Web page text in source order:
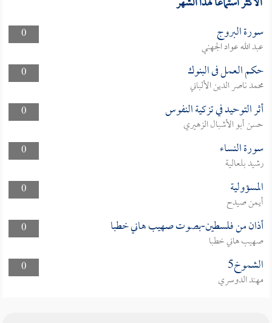
0 سورة البروج
عبد الله عواد الجهني
0
حكم العمل فى البنوك
محمد ناصر الدين الألباني
0
أثر التوحيد في تزكية النفوس
حسن أبو الأشبال الزهيري
0
سورة النساء
رشيد بلعالية
0
المسؤولية
أيمن صيدح
0
أذان من فلسطين-بصوت صهيب هاني خطبا
صهيب هاني خطبا
0
الشموخ5
مهند الدوسري